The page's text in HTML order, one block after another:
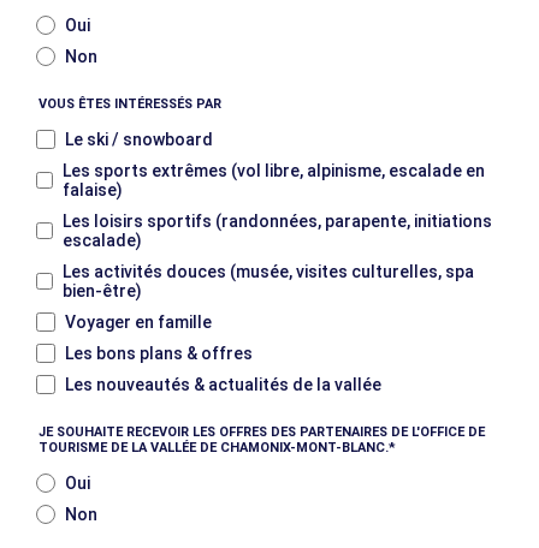
Oui
Non
VOUS ÊTES INTÉRESSÉS PAR
Le ski / snowboard
Les sports extrêmes (vol libre, alpinisme, escalade en
falaise)
Les loisirs sportifs (randonnées, parapente, initiations
escalade)
Les activités douces (musée, visites culturelles, spa
bien-être)
Voyager en famille
Les bons plans & offres
Les nouveautés & actualités de la vallée
JE SOUHAITE RECEVOIR LES OFFRES DES PARTENAIRES DE L'OFFICE DE
TOURISME DE LA VALLÉE DE CHAMONIX-MONT-BLANC.
Oui
Non